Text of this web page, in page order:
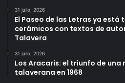
31 julio, 2026
El Paseo de las Letras ya está
cerámicos con textos de
Talavera
31 julio, 2026
Los Aracaris: el triunfo de una
talaverana en 1968